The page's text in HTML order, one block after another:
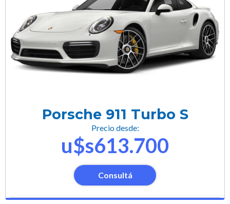
Porsche 911 Turbo S
Precio desde:
u$s613.700
Consultá